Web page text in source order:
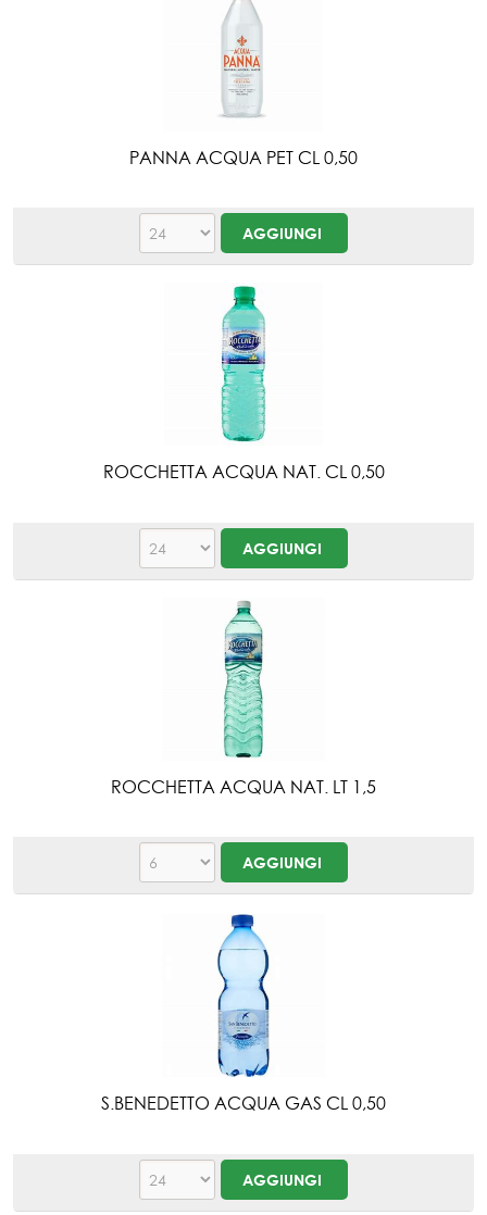
PANNA ACQUA PET CL 0,50
ROCCHETTA ACQUA NAT. CL 0,50
ROCCHETTA ACQUA NAT. LT 1,5
S.BENEDETTO ACQUA GAS CL 0,50